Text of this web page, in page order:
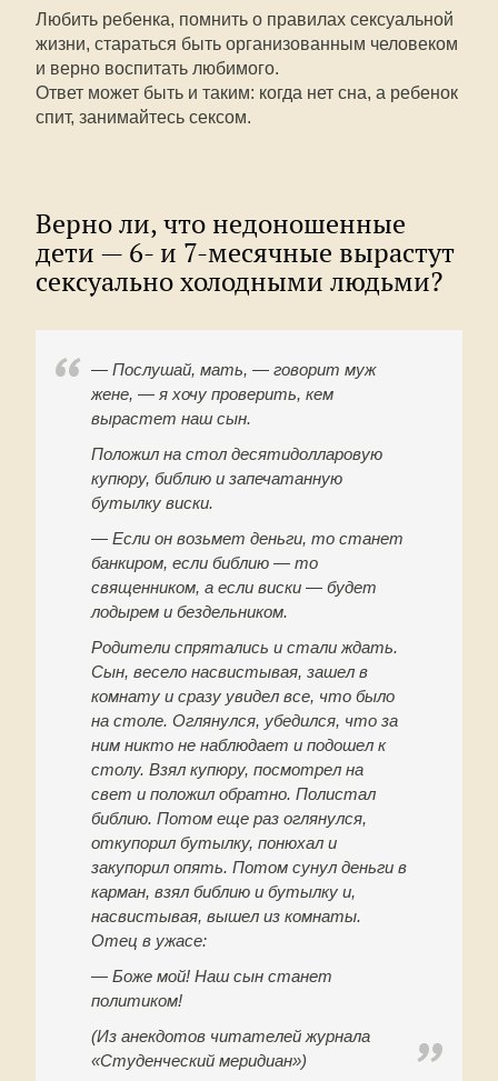
Любить ребенка, помнить о правилах сексуальной
жизни, стараться быть организованным человеком
и верно воспитать любимого.
Ответ может быть и таким: когда нет сна, а ребенок
спит, занимайтесь сексом.
Верно ли, что недоношенные
дети — 6- и 7-месячные вырастут
сексуально холодными людьми?
— Послушай, мать, — говорит муж
жене, — я хочу проверить, кем
вырастет наш сын.
Положил на стол десятидолларовую
купюру, библию и запечатанную
бутылку виски.
— Если он возьмет деньги, то станет
банкиром, если библию — то
священником, а если виски — будет
лодырем и бездельником.
Родители спрятались и стали ждать.
Сын, весело насвистывая, зашел в
комнату и сразу увидел все, что было
на столе. Оглянулся, убедился, что за
ним никто не наблюдает и подошел к
столу. Взял купюру, посмотрел на
свет и положил обратно. Полистал
библию. Потом еще раз оглянулся,
откупорил бутылку, понюхал и
закупорил опять. Потом сунул деньги в
карман, взял библию и бутылку и,
насвистывая, вышел из комнаты.
Отец в ужасе:
— Боже мой! Наш сын станет
политиком!
(Из анекдотов читателей журнала
«Студенческий меридиан»)